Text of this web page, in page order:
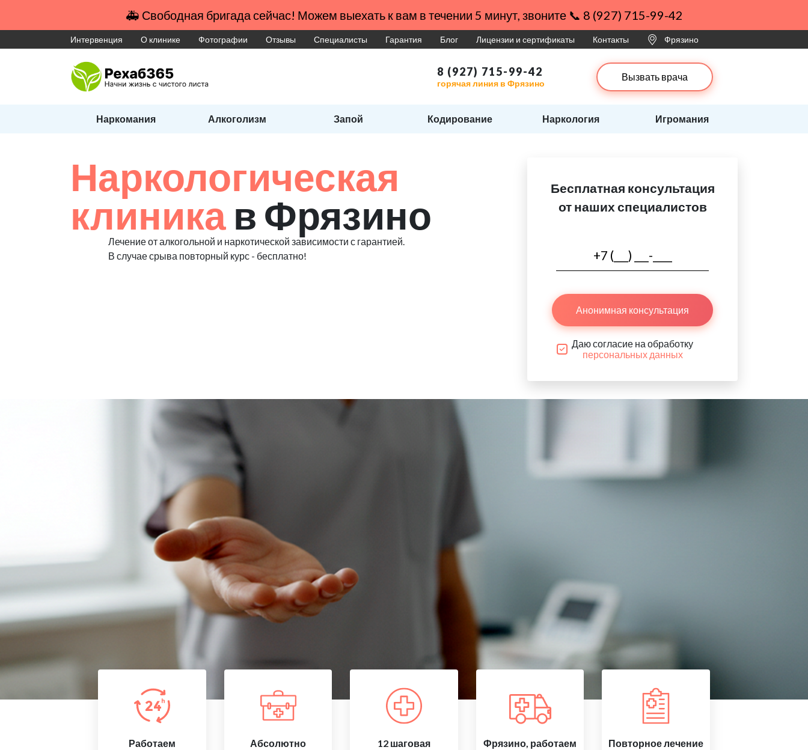
🚑 Свободная бригада сейчас! Можем выехать к вам в течении 5 минут, звоните 📞 8 (927) 715-99-42
Интервенция О клинике Фотографии Отзывы Специалисты Гарантия Блог Лицензии и сертификаты Контакты Фрязино
8 (927) 715-99-42
горячая линия в Фрязино
Вызвать врача
Наркомания Алкоголизм Запой Кодирование Наркология Игромания
Наркологическая
клиника в Фрязино
Лечение от алкогольной и наркотической зависимости с гарантией.
В случае срыва повторный курс - бесплатно!
Бесплатная консультация
от наших специалистов
Анонимная консультация
Даю согласие на обработку
персональных данных
Работаем
Абсолютно
12 шаговая
Фрязино, работаем
Повторное лечение